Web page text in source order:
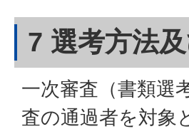
7 選考方法
一次審査（書類選
査の通過者を対象